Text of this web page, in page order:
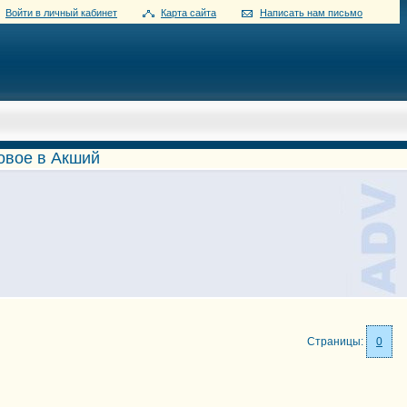
Войти в личный кабинет Карта сайта Написать нам письмо
в Акший
Страницы: 0